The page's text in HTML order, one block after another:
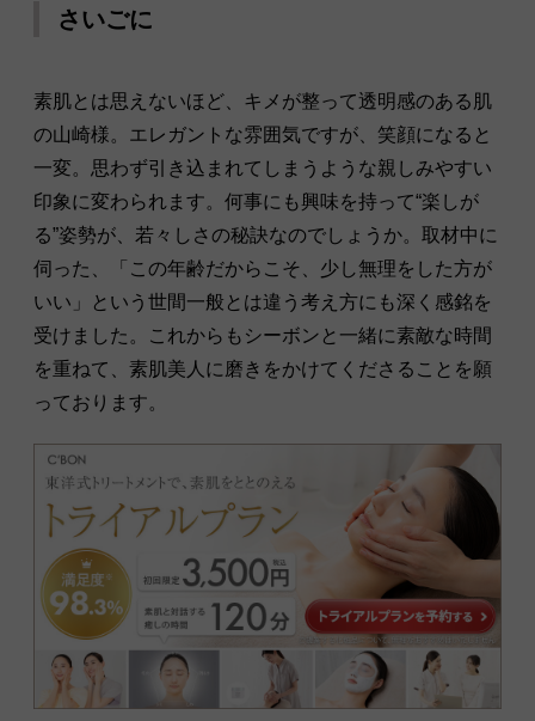
さいごに
素肌とは思えないほど、キメが整って透明感のある肌
の山崎様。エレガントな雰囲気ですが、笑顔になると
一変。思わず引き込まれてしまうような親しみやすい
印象に変わられます。何事にも興味を持って“楽しが
る”姿勢が、若々しさの秘訣なのでしょうか。取材中に
伺った、「この年齢だからこそ、少し無理をした方が
いい」という世間一般とは違う考え方にも深く感銘を
受けました。これからもシーボンと一緒に素敵な時間
を重ねて、素肌美人に磨きをかけてくださることを願
っております。